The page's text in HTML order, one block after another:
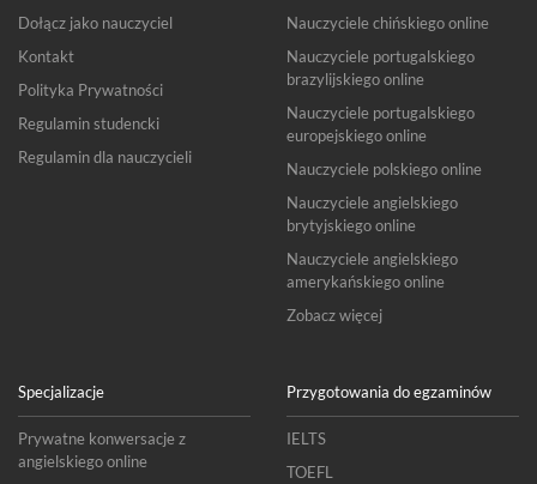
Dołącz jako nauczyciel
Kontakt
Polityka Prywatności
Regulamin studencki
Regulamin dla nauczycieli
Nauczyciele chińskiego online
Nauczyciele portugalskiego
brazylijskiego online
Nauczyciele portugalskiego
europejskiego online
Nauczyciele polskiego online
Nauczyciele angielskiego
brytyjskiego online
Nauczyciele angielskiego
amerykańskiego online
Zobacz więcej
Specjalizacje
Prywatne konwersacje z
angielskiego online
Przygotowania do egzaminów
IELTS
TOEFL